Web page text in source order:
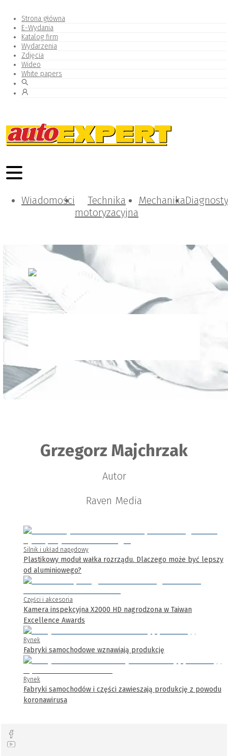
Strona główna
E-Wydania
Katalog firm
Wydarzenia
Zdjęcia
Wideo
White papers
Wiadomości
Technika
motoryzacyjna
Mechanika
Grzegorz Majchrzak
Autor
Raven Media
Silnik i układ napędowy
Plastikowy moduł wałka rozrządu. Dlaczego może być lepszy
od aluminiowego?
Części i akcesoria
Kamera inspekcyjna X2000 HD nagrodzona w Taiwan
Excellence Awards
Rynek
Fabryki samochodowe wznawiają produkcję
Rynek
Fabryki samochodów i części zawieszają produkcję z powodu
koronawirusa